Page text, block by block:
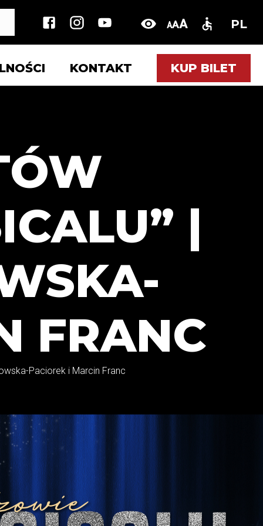
AAA PL
KONTAKT KUP BILET
|
FRANC
Paciorek i Marcin Franc